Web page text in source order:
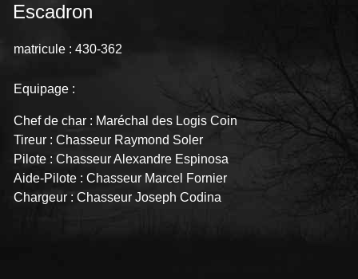
Escadron
matricule : 430-362
Equipage :
Chef de char : Maréchal des Logis Coin
Tireur : Chasseur Raymond Soler
Pilote : Chasseur Alexandre Espinosa
Aide-Pilote : Chasseur Marcel Fornier
Chargeur : Chasseur Joseph Codina